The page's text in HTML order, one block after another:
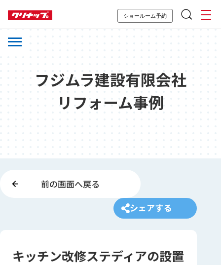
ショールーム予約
フジムラ建設有限会社
リフォーム事例
前の画面へ戻る
シェアする
キッチン改修ステディアの設置